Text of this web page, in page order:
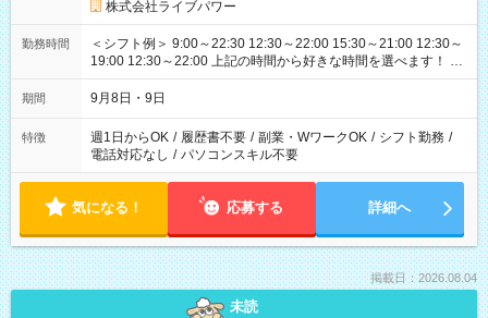
株式会社ライブパワー
勤務時間
＜シフト例＞ 9:00～22:30 12:30～22:00 15:30～21:00 12:30～
19:00 12:30～22:00 上記の時間から好きな時間を選べます！ ※
時間は変更となる可能性があります
期間 9月8日・9日
特徴 週1日からOK / 履歴書不要 / 副業・WワークOK / シフト勤務 /
電話対応なし / パソコンスキル不要
気になる！ 応募する 詳細へ
掲載日：2026.08.04
未読